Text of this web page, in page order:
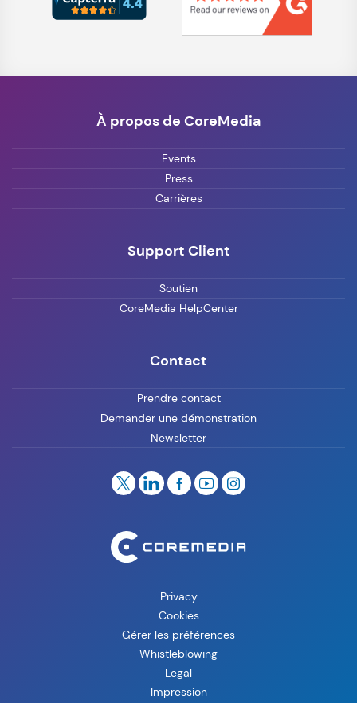
À propos de CoreMedia
Events
Press
Carrières
Support Client
Soutien
CoreMedia HelpCenter
Contact
Prendre contact
Demander une démonstration
Newsletter
Privacy
Cookies
Gérer les préférences
Whistleblowing
Legal
Impression